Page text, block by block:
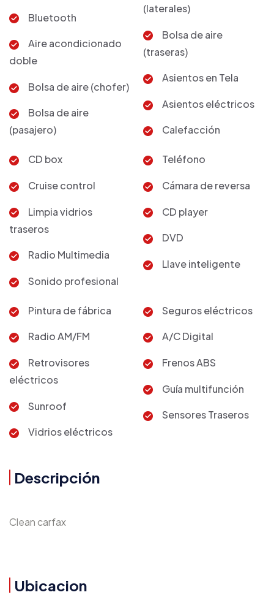
Bluetooth
Aire acondicionado
doble
Bolsa de aire (chofer)
Bolsa de aire
(pasajero)
(laterales)
Bolsa de aire
(traseras)
Asientos en Tela
Asientos eléctricos
Calefacción
CD box
Cruise control
Limpia vidrios
traseros
Radio Multimedia
Sonido profesional
Teléfono
Cámara de reversa
CD player
DVD
Llave inteligente
Pintura de fábrica
Radio AM/FM
Retrovisores
eléctricos
Sunroof
Vidrios eléctricos
Seguros eléctricos
A/C Digital
Frenos ABS
Guía multifunción
Sensores Traseros
Descripción
Clean carfax
Ubicacion